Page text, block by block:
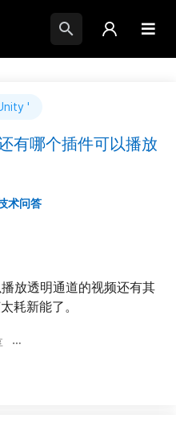
'
有哪个插件可以播放
术问答
放透明通道的视频还有其
耗新能了。